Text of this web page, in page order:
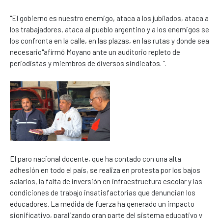
"El gobierno es nuestro enemigo, ataca a los jubilados, ataca a
los trabajadores, ataca al pueblo argentino y a los enemigos se
los confronta en la calle, en las plazas, en las rutas y donde sea
necesario"afirmó Moyano ante un auditorio repleto de
periodistas y miembros de diversos sindicatos. ".
El paro nacional docente, que ha contado con una alta
adhesión en todo el país, se realiza en protesta por los bajos
salarios, la falta de inversión en infraestructura escolar y las
condiciones de trabajo insatisfactorias que denuncian los
educadores. La medida de fuerza ha generado un impacto
significativo, paralizando gran parte del sistema educativo y